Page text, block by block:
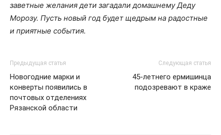
заветные желания дети загадали домашнему Деду
Морозу. Пусть новый год будет щедрым на радостные
и приятные события.
Предыдущая статья
Новогодние марки и
конверты появились в
почтовых отделениях
Рязанской области
Следующая статья
45-летнего ермишинца
подозревают в краже